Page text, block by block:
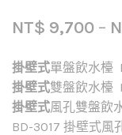
NT$ 9,700 –
掛壁式單盤飲水檯
掛壁式雙盤飲水檯
掛壁式風孔雙盤飲
BD-3017 掛壁式風